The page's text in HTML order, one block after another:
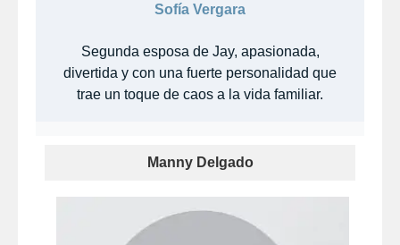
Sofía Vergara
Segunda esposa de Jay, apasionada,
divertida y con una fuerte personalidad que
trae un toque de caos a la vida familiar.
Manny Delgado